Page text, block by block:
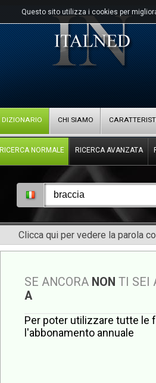
Questo sito utilizza i cookies per
DIZIONARIO CHI SIAMO
RICERCA NORMALE RICERCA AVANZATA
Clicca qui per vedere la parola
SE ANCORA NON TI SEI
A
Per poter utilizzare tutte le
l'abbonamento annuale